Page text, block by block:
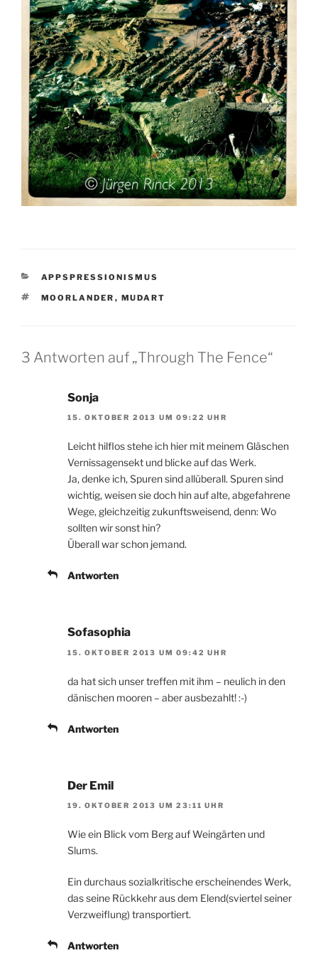
KATEGORIEN
APPSPRESSIONISMUS
SCHLAGWÖRTER
MOORLANDER , MUDART
3 Antworten auf „Through The Fence“
Sonja
15. OKTOBER 2013 UM 09:22 UHR
Leicht hilflos stehe ich hier mit meinem Gläschen
Vernissagensekt und blicke auf das Werk.
Ja, denke ich, Spuren sind allüberall. Spuren sind
wichtig, weisen sie doch hin auf alte, abgefahrene
Wege, gleichzeitig zukunftsweisend, denn: Wo
sollten wir sonst hin?
Überall war schon jemand.
Antworten
Sofasophia
15. OKTOBER 2013 UM 09:42 UHR
da hat sich unser treffen mit ihm – neulich in den
dänischen mooren – aber ausbezahlt! :-)
Antworten
Der Emil
19. OKTOBER 2013 UM 23:11 UHR
Wie ein Blick vom Berg auf Weingärten und
Slums.
Ein durchaus sozialkritische erscheinendes Werk,
das seine Rückkehr aus dem Elend(sviertel seiner
Verzweiflung) transportiert.
Antworten